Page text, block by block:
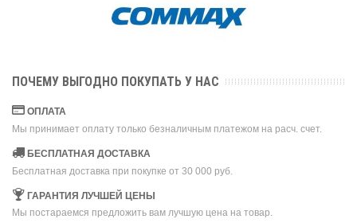
ПОЧЕМУ ВЫГОДНО ПОКУПАТЬ У НАС
ОПЛАТА
Мы принимает оплату только безналичным платежом на расч. счет.
БЕСПЛАТНАЯ ДОСТАВКА
Бесплатная доставка при покупке от 30 000 руб.
ГАРАНТИЯ ЛУЧШЕЙ ЦЕНЫ
Мы постараемся предложить вам лучшую цена на товар.